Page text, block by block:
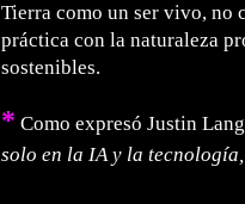
Tierra como un ser vivo, no
práctica con la naturaleza
sostenibles.
* Como expresó Justin
solo en la IA y la